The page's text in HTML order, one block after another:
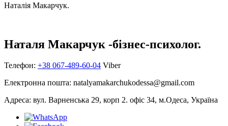
Наталія Макарчук.
Наталя Макарчук -бізнес-психолог.
Телефон: +38 067-489-60-04 Viber
Електронна пошта: natalyamakarchukodessa@gmail.com
Адреса: вул. Варненська 29, корп 2. офіс 34, м.Одеса, Україна